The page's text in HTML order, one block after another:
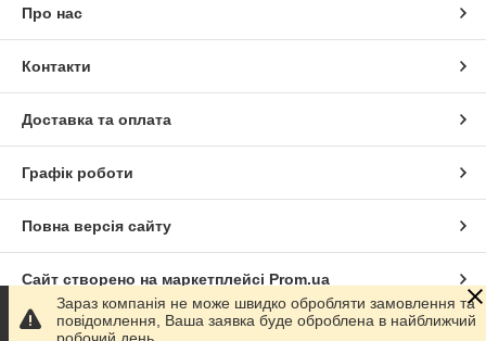
Про нас
Контакти
Доставка та оплата
Графік роботи
Повна версія сайту
Сайт створено на маркетплейсі Prom.ua
Політика конфіденційності
Зараз компанія не може швидко обробляти замовлення та
повідомлення, Ваша заявка буде оброблена в найближчий